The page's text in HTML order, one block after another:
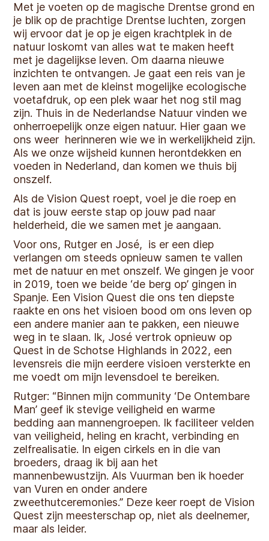
Met je voeten op de magische Drentse grond en
je blik op de prachtige Drentse luchten, zorgen
wij ervoor dat je op je eigen krachtplek in de
natuur loskomt van alles wat te maken heeft
met je dagelijkse leven. Om daarna nieuwe
inzichten te ontvangen. Je gaat een reis van je
leven aan met de kleinst mogelijke ecologische
voetafdruk, op een plek waar het nog stil mag
zijn. Thuis in de Nederlandse Natuur vinden we
onherroepelijk onze eigen natuur. Hier gaan we
ons weer herinneren wie we in werkelijkheid zijn.
Als we onze wijsheid kunnen herontdekken en
voeden in Nederland, dan komen we thuis bij
onszelf.
Als de Vision Quest roept, voel je die roep en
dat is jouw eerste stap op jouw pad naar
helderheid, die we samen met je aangaan.
Voor ons, Rutger en José, is er een diep
verlangen om steeds opnieuw samen te vallen
met de natuur en met onszelf. We gingen je voor
in 2019, toen we beide ‘de berg op’ gingen in
Spanje. Een Vision Quest die ons ten diepste
raakte en ons het visioen bood om ons leven op
een andere manier aan te pakken, een nieuwe
weg in te slaan. Ik, José vertrok opnieuw op
Quest in de Schotse Highlands in 2022, een
levensreis die mijn eerdere visioen versterkte en
me voedt om mijn levensdoel te bereiken.
Rutger: “Binnen mijn community ‘De Ontembare
Man’ geef ik stevige veiligheid en warme
bedding aan mannengroepen. Ik faciliteer velden
van veiligheid, heling en kracht, verbinding en
zelfrealisatie. In eigen cirkels en in die van
broeders, draag ik bij aan het
mannenbewustzijn. Als Vuurman ben ik hoeder
van Vuren en onder andere
zweethutceremonies.” Deze keer roept de Vision
Quest zijn meesterschap op, niet als deelnemer,
maar als leider.